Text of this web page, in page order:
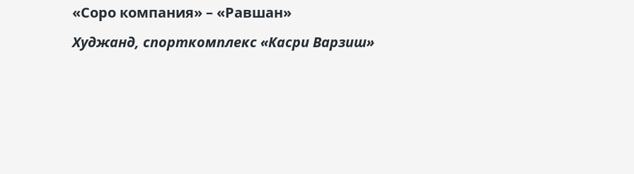
«Соро компания» – «Равшан»
Худжанд, спорткомплекс «Касри Варзиш»